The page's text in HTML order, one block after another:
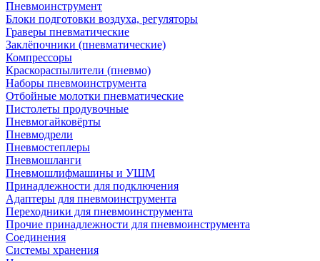
Пневмоинструмент
Блоки подготовки воздуха, регуляторы
Граверы пневматические
Заклёпочники (пневматические)
Компрессоры
Краскораспылители (пневмо)
Наборы пневмоинструмента
Отбойные молотки пневматические
Пистолеты продувочные
Пневмогайковёрты
Пневмодрели
Пневмостеплеры
Пневмошланги
Пневмошлифмашины и УШМ
Принадлежности для подключения
Адаптеры для пневмоинструмента
Переходники для пневмоинструмента
Прочие принадлежности для пневмоинструмента
Соединения
Системы хранения